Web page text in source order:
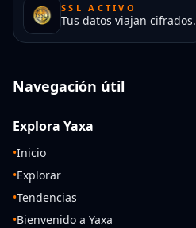
SSL ACTIVO
Tus datos viajan cifrados.
Navegación útil
Explora Yaxa
•Inicio
•Explorar
•Tendencias
•Bienvenido a Yaxa